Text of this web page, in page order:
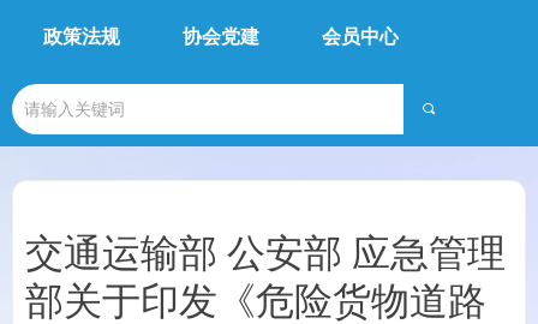
끠
政策法规 协会党建 会员中心
交通运输部 公安部 应急管理
部关于印发《危险货物道路